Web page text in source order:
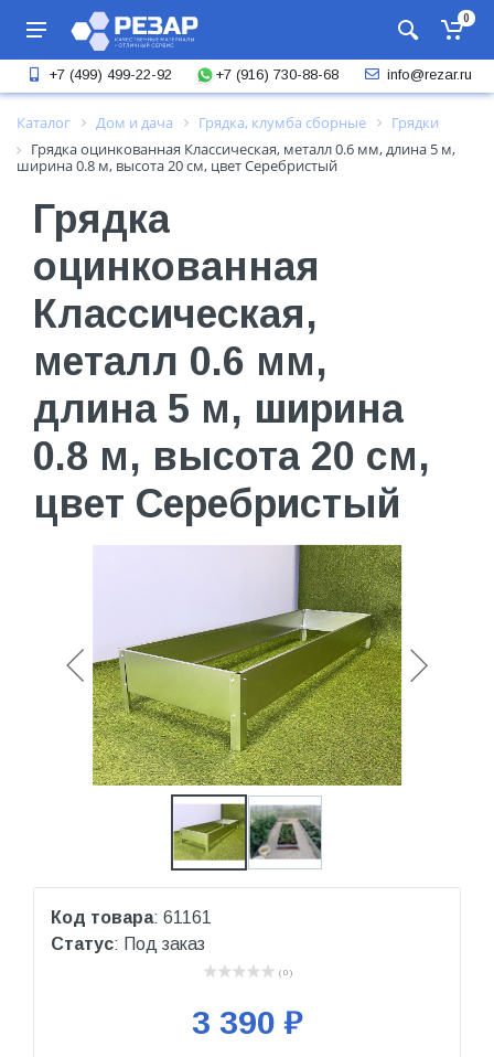
0
+7 (499) 499-22-92 +7 (916) 730-88-68 info@rezar.ru
Каталог Дом и дача Грядка, клумба сборные
Грядки
Грядка оцинкованная Классическая, металл 0.6 мм, длина 5 м,
ширина 0.8 м, высота 20 см, цвет Серебристый
Грядка
оцинкованная
Классическая,
металл 0.6 мм,
длина 5 м, ширина
0.8 м, высота 20 см,
цвет Серебристый
Код товара: 61161
Статус: Под заказ
( 0 )
3 390 ₽